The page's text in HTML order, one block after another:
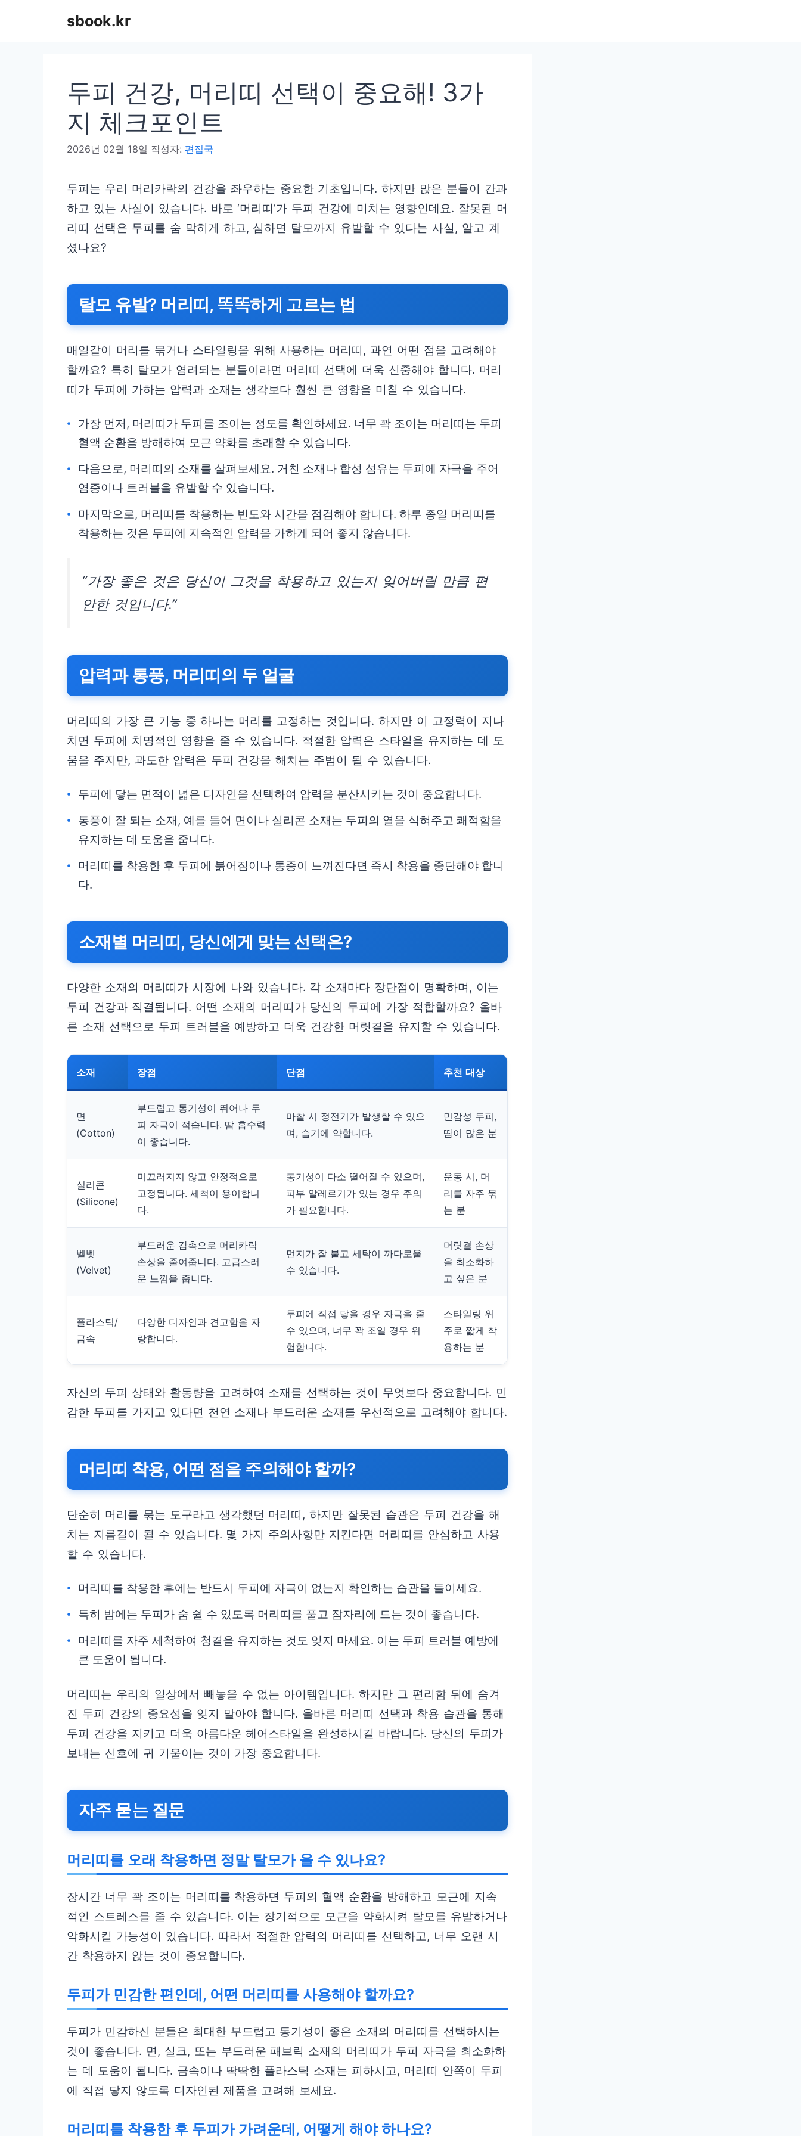
sbook.kr
두피 건강, 머리띠 선택이 중요해! 3가
지 체크포인트
2026년 02월 18일 작성자: 편집국
두피는 우리 머리카락의 건강을 좌우하는 중요한 기초입니다. 하지만 많은 분들이 간과
하고 있는 사실이 있습니다. 바로 ‘머리띠’가 두피 건강에 미치는 영향인데요. 잘못된 머
리띠 선택은 두피를 숨 막히게 하고, 심하면 탈모까지 유발할 수 있다는 사실, 알고 계
셨나요?
탈모 유발? 머리띠, 똑똑하게 고르는 법
매일같이 머리를 묶거나 스타일링을 위해 사용하는 머리띠, 과연 어떤 점을 고려해야
할까요? 특히 탈모가 염려되는 분들이라면 머리띠 선택에 더욱 신중해야 합니다. 머리
띠가 두피에 가하는 압력과 소재는 생각보다 훨씬 큰 영향을 미칠 수 있습니다.
가장 먼저, 머리띠가 두피를 조이는 정도를 확인하세요. 너무 꽉 조이는 머리띠는 두피
혈액 순환을 방해하여 모근 약화를 초래할 수 있습니다.
다음으로, 머리띠의 소재를 살펴보세요. 거친 소재나 합성 섬유는 두피에 자극을 주어
염증이나 트러블을 유발할 수 있습니다.
마지막으로, 머리띠를 착용하는 빈도와 시간을 점검해야 합니다. 하루 종일 머리띠를
착용하는 것은 두피에 지속적인 압력을 가하게 되어 좋지 않습니다.
“가장 좋은 것은 당신이 그것을 착용하고 있는지 잊어버릴 만큼 편
안한 것입니다.”
압력과 통풍, 머리띠의 두 얼굴
머리띠의 가장 큰 기능 중 하나는 머리를 고정하는 것입니다. 하지만 이 고정력이 지나
치면 두피에 치명적인 영향을 줄 수 있습니다. 적절한 압력은 스타일을 유지하는 데 도
움을 주지만, 과도한 압력은 두피 건강을 해치는 주범이 될 수 있습니다.
두피에 닿는 면적이 넓은 디자인을 선택하여 압력을 분산시키는 것이 중요합니다.
통풍이 잘 되는 소재, 예를 들어 면이나 실리콘 소재는 두피의 열을 식혀주고 쾌적함을
유지하는 데 도움을 줍니다.
머리띠를 착용한 후 두피에 붉어짐이나 통증이 느껴진다면 즉시 착용을 중단해야 합니
다.
소재별 머리띠, 당신에게 맞는 선택은?
다양한 소재의 머리띠가 시장에 나와 있습니다. 각 소재마다 장단점이 명확하며, 이는
두피 건강과 직결됩니다. 어떤 소재의 머리띠가 당신의 두피에 가장 적합할까요? 올바
른 소재 선택으로 두피 트러블을 예방하고 더욱 건강한 머릿결을 유지할 수 있습니다.
소재 장점 단점 추천 대상
면
(Cotton)
부드럽고 통기성이 뛰어나 두
피 자극이 적습니다. 땀 흡수력
이 좋습니다.
마찰 시 정전기가 발생할 수 있으
며, 습기에 약합니다.
민감성 두피,
땀이 많은 분
실리콘
(Silicone)
미끄러지지 않고 안정적으로
고정됩니다. 세척이 용이합니
다.
통기성이 다소 떨어질 수 있으며,
피부 알레르기가 있는 경우 주의
가 필요합니다.
운동 시, 머
리를 자주 묶
는 분
벨벳
(Velvet)
부드러운 감촉으로 머리카락
손상을 줄여줍니다. 고급스러
운 느낌을 줍니다.
먼지가 잘 붙고 세탁이 까다로울
수 있습니다.
머릿결 손상
을 최소화하
고 싶은 분
플라스틱/
금속
다양한 디자인과 견고함을 자
랑합니다.
두피에 직접 닿을 경우 자극을 줄
수 있으며, 너무 꽉 조일 경우 위
험합니다.
스타일링 위
주로 짧게 착
용하는 분
자신의 두피 상태와 활동량을 고려하여 소재를 선택하는 것이 무엇보다 중요합니다. 민
감한 두피를 가지고 있다면 천연 소재나 부드러운 소재를 우선적으로 고려해야 합니다.
머리띠 착용, 어떤 점을 주의해야 할까?
단순히 머리를 묶는 도구라고 생각했던 머리띠, 하지만 잘못된 습관은 두피 건강을 해
치는 지름길이 될 수 있습니다. 몇 가지 주의사항만 지킨다면 머리띠를 안심하고 사용
할 수 있습니다.
머리띠를 착용한 후에는 반드시 두피에 자극이 없는지 확인하는 습관을 들이세요.
특히 밤에는 두피가 숨 쉴 수 있도록 머리띠를 풀고 잠자리에 드는 것이 좋습니다.
머리띠를 자주 세척하여 청결을 유지하는 것도 잊지 마세요. 이는 두피 트러블 예방에
큰 도움이 됩니다.
머리띠는 우리의 일상에서 빼놓을 수 없는 아이템입니다. 하지만 그 편리함 뒤에 숨겨
진 두피 건강의 중요성을 잊지 말아야 합니다. 올바른 머리띠 선택과 착용 습관을 통해
두피 건강을 지키고 더욱 아름다운 헤어스타일을 완성하시길 바랍니다. 당신의 두피가
보내는 신호에 귀 기울이는 것이 가장 중요합니다.
자주 묻는 질문
머리띠를 오래 착용하면 정말 탈모가 올 수 있나요?
장시간 너무 꽉 조이는 머리띠를 착용하면 두피의 혈액 순환을 방해하고 모근에 지속
적인 스트레스를 줄 수 있습니다. 이는 장기적으로 모근을 약화시켜 탈모를 유발하거나
악화시킬 가능성이 있습니다. 따라서 적절한 압력의 머리띠를 선택하고, 너무 오랜 시
간 착용하지 않는 것이 중요합니다.
두피가 민감한 편인데, 어떤 머리띠를 사용해야 할까요?
두피가 민감하신 분들은 최대한 부드럽고 통기성이 좋은 소재의 머리띠를 선택하시는
것이 좋습니다. 면, 실크, 또는 부드러운 패브릭 소재의 머리띠가 두피 자극을 최소화하
는 데 도움이 됩니다. 금속이나 딱딱한 플라스틱 소재는 피하시고, 머리띠 안쪽이 두피
에 직접 닿지 않도록 디자인된 제품을 고려해 보세요.
머리띠를 착용한 후 두피가 가려운데, 어떻게 해야 하나요?